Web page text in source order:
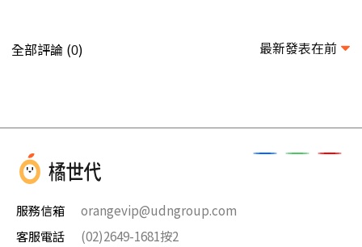
全部評論 (0) 最新發表在前
服務信箱
orangevip@udngroup.com
客服電話
(02)2649-1681按2